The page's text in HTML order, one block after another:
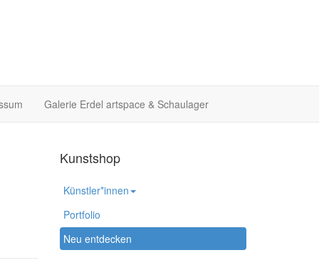
Galerie Erdel artspace & Schaulager
Kunstshop
Künstler*innen
Portfolio
Neu entdecken